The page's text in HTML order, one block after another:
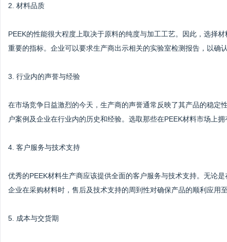
2. 材料品质
PEEK的性能很大程度上取决于原料的纯度与加工工艺。因此，选择
重要的指标。企业可以要求生产商出示相关的实验室检测报告，以确
3. 行业内的声誉与经验
在市场竞争日益激烈的今天，生产商的声誉通常反映了其产品的稳定
户案例及企业在行业内的历史和经验。选取那些在PEEK材料市场上
4. 客户服务与技术支持
优秀的PEEK材料生产商应该提供全面的客户服务与技术支持。无论
企业在采购材料时，售后及技术支持的周到性对确保产品的顺利应用
5. 成本与交货期